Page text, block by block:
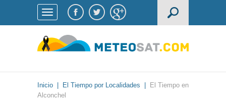
Inicio El Tiempo por Localidades
El Tiempo en
Alconchel